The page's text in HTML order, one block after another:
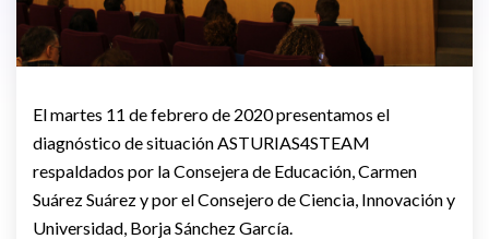
El martes 11 de febrero de 2020 presentamos el
diagnóstico de situación ASTURIAS4STEAM
respaldados por la Consejera de Educación, Carmen
Suárez Suárez y por el Consejero de Ciencia, Innovación y
Universidad, Borja Sánchez García.